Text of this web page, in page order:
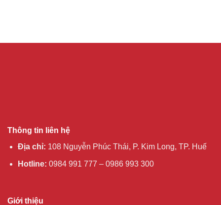
Thông tin liên hệ
Địa chỉ: 108 Nguyễn Phúc Thái, P. Kim Long, TP. Huế
Hotline: 0984 991 777 – 0986 993 300
Giới thiệu